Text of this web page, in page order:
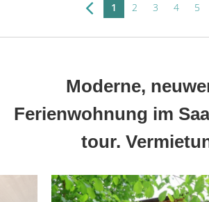
1 2 3 4 5
Moderne,
Ferienwohnung im
tour.